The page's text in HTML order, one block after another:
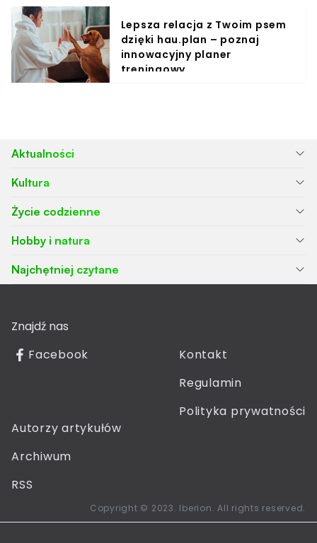
Lepsza relacja z Twoim psem
dzięki hau.plan – poznaj
innowacyjny planer
treningowy
Aktualności
Kultura
Życie codzienne
Hobby i natura
Najchętniej czytane
Znajdź nas
Facebook
Kontakt
Regulamin
Polityka prywatności
Autorzy artykułów
Archiwum
RSS
Copyright © 2023. Iberion. All rights reserved.